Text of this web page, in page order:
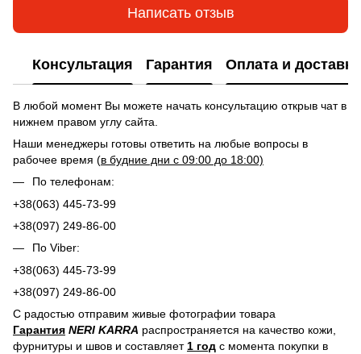
Написать отзыв
Консультация Гарантия Оплата и доставка
В любой момент Вы можете начать консультацию открыв чат в
нижнем правом углу сайта.
Наши менеджеры готовы ответить на любые вопросы в
рабочее время (в будние дни с 09:00 до 18:00)
По телефонам:
+38(063) 445-73-99
+38(097) 249-86-00
По Viber:
+38(063) 445-73-99
+38(097) 249-86-00
С радостью отправим живые фотографии товара
Гарантия NERI KARRA распространяется на качество кожи,
фурнитуры и швов и составляет1 год с момента покупки в